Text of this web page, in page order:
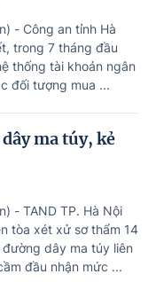
- Công an tỉnh Hà
trong 7 tháng đầu
thống tài khoản ngân
đối tượng mua ...
ma túy, kẻ
- TAND TP. Hà Nội
tòa xét xử sơ thẩm 14
dây ma túy liên
đầu nhận mức ...